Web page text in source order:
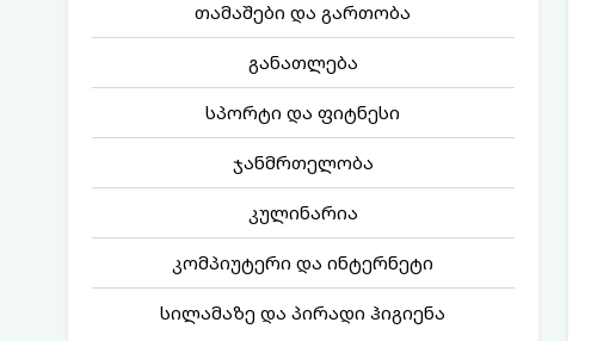
თამაშები და გართობა
განათლება
სპორტი და ფიტნესი
ჯანმრთელობა
კულინარია
კომპიუტერი და ინტერნეტი
სილამაზე და პირადი ჰიგიენა